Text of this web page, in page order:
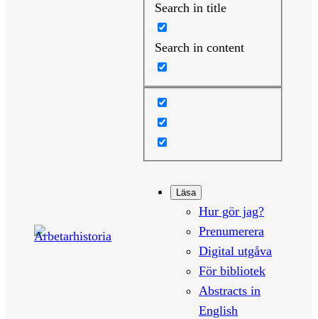
Search in title
Search in content
Läsa
Hur gör jag?
Prenumerera
Digital utgåva
För bibliotek
Abstracts in
English